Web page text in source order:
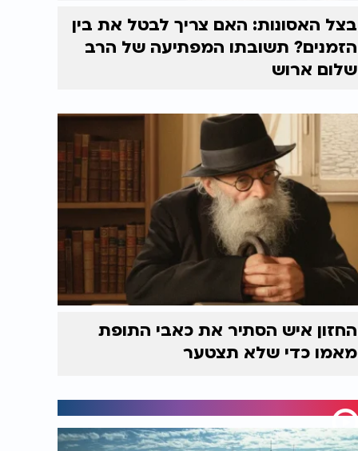
בצל האסונות: האם צריך לבטל את בין
הזמנים? תשובתו המפתיעה של הרב
שלום ארוש
החזון איש הסתיר את כאבי התופת
מאמו כדי שלא תצטער